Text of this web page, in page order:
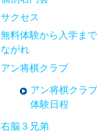
サクセス
無料体験から入学ま
ながれ
アン将棋クラブ
アン将棋クラ
体験日程
右脳３兄弟